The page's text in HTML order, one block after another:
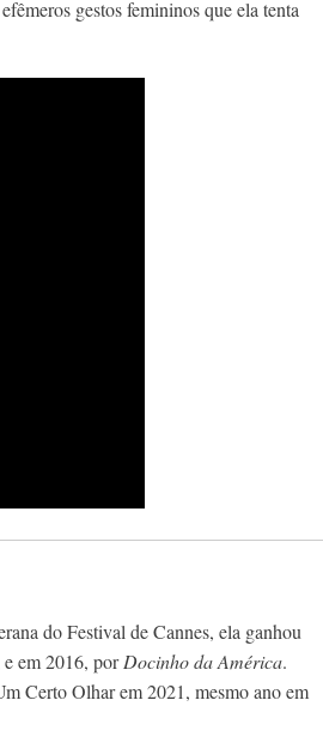
gestos femininos que ela tenta
do Festival de Cannes, ela ganhou
e em 2016, porDocinho da América.
Certo Olhar em 2021, mesmo ano em